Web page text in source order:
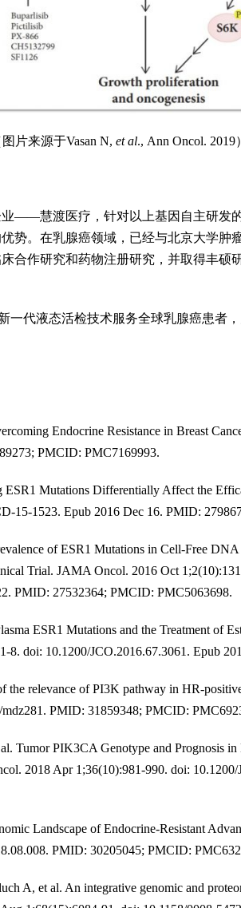
图片来源于Vasan N, et al., Ann Oncol. 2019）
——慧渡医疗，针对以上基因自主研发
势。在乳腺癌领域，已经与北京大学肿
合作研究和药物注册研究，并取得丰硕
一代液态活检技术服务全球乳腺癌患者
Endocrine Resistance in Breast
PMCID: PMC7169993.
Mutations Differentially Affect the
15-1523. Epub 2016 Dec 16. PMID:
of ESR1 Mutations in Cell-Free
Trial. JAMA Oncol. 2016 Oct
PMID: 27532364; PMCID: PMC5063698.
ESR1 Mutations and the Treatment of
8. doi: 10.1200/JCO.2016.67.3061. Epub
relevance of PI3K pathway in HR-
PMID: 31859348; PMCID:
Tumor PIK3CA Genotype and Prognosis in
2018 Apr 1;36(10):981-990. doi:
Landscape of Endocrine-Resistant
PMID: 30205045; PMCID:
A, et al. An integrative genomic and